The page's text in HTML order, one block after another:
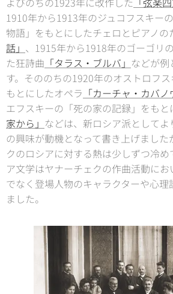
1910年から1913年のジュコフスキー
物語」をもとにしたチェロとピアノの
話」 、1915年から1918年のゴーゴリ
た狂詩曲 「タラス・ブルバ」 などが例
す。そののちの1920年のオストロフ
もとにしたオペラ 「カーチャ・カバノ
エフスキーの「死の家の記録」をもと
家から」 などは、新ロシア派として
の興味が動機となって書き上げました
クのロシアに対する熱は少しずつ冷
ア文学はヤナーチェクの作曲活動に
でなく登場人物のキャラクターや心
ました。